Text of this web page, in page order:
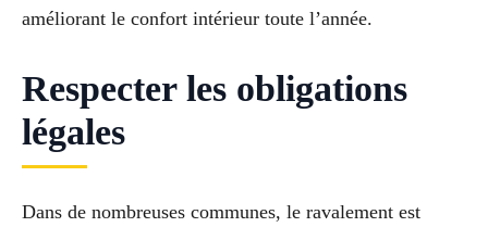
améliorant le confort intérieur toute l’année.
Respecter les obligations
légales
Dans de nombreuses communes, le ravalement est